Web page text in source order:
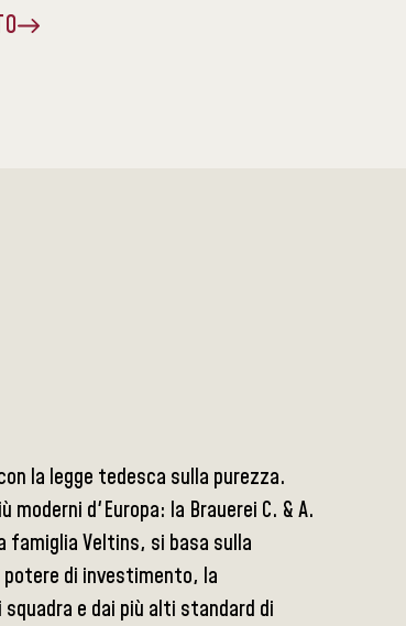
la legge tedesca sulla purezza.
d'Europa: la Brauerei C. & A.
Veltins, si basa sulla
di investimento, la
e dai più alti standard di